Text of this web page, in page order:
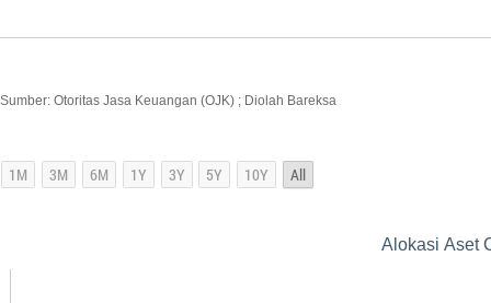
Sumber: Otoritas Jasa Keuangan (OJK) ; Diolah Bareksa
Alokasi Aset